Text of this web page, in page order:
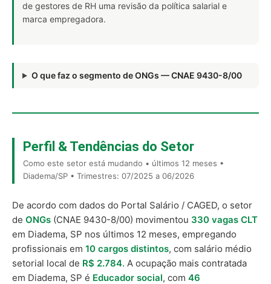
de gestores de RH uma revisão da política salarial e
marca empregadora.
O que faz o segmento de ONGs — CNAE 9430-8/00
Perfil & Tendências do Setor
Como este setor está mudando • últimos 12 meses •
Diadema/SP • Trimestres: 07/2025 a 06/2026
De acordo com dados do Portal Salário / CAGED, o setor
de ONGs (CNAE 9430-8/00) movimentou 330 vagas CLT
em Diadema, SP nos últimos 12 meses, empregando
profissionais em 10 cargos distintos, com salário médio
setorial local de R$ 2.784. A ocupação mais contratada
em Diadema, SP é Educador social, com 46